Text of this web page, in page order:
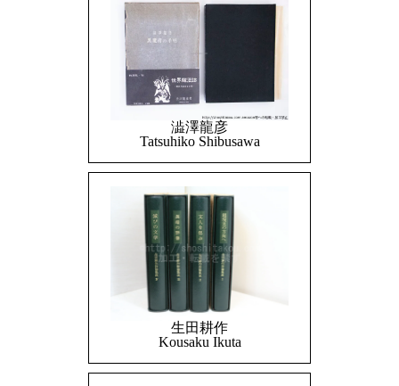
澁澤龍彦
Tatsuhiko Shibusawa
生田耕作
Kousaku Ikuta